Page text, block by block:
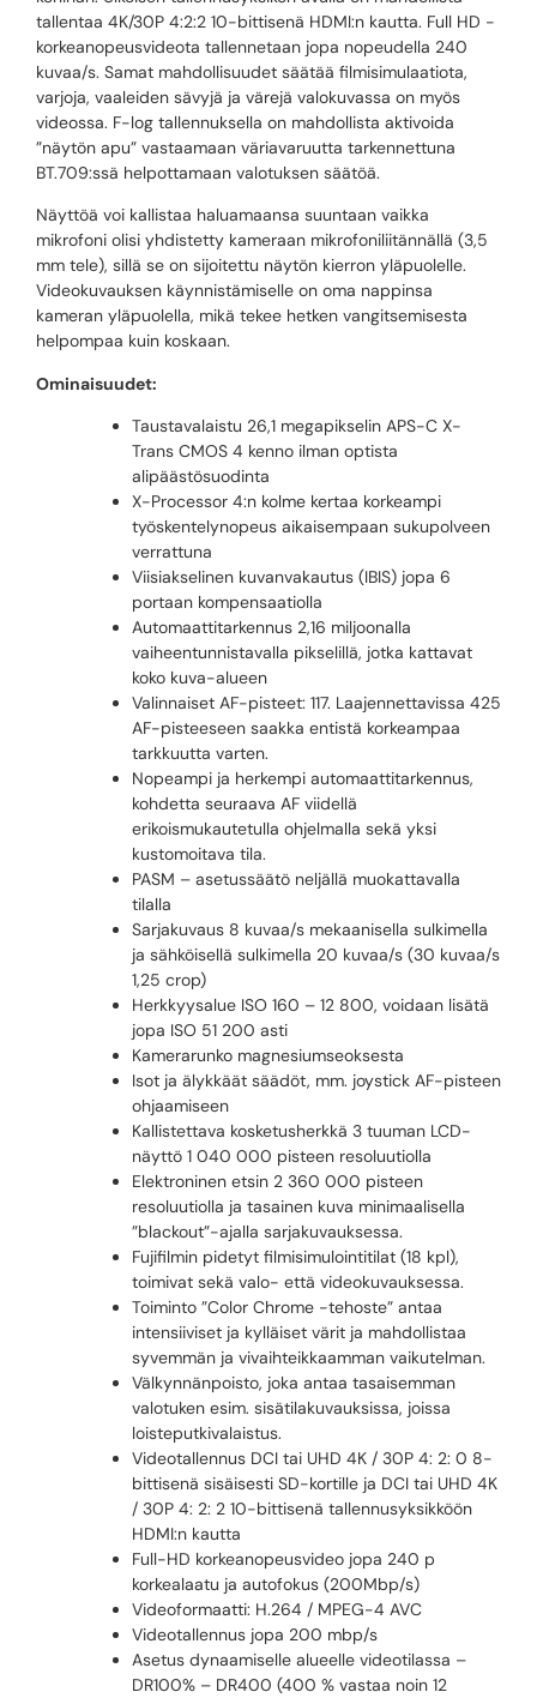
tallentaa 4K/30P 4:2:2 10-bittisenä HDMI:n kautta. Full HD -
korkeanopeusvideota tallennetaan jopa nopeudella 240
kuvaa/s. Samat mahdollisuudet säätää filmisimulaatiota,
varjoja, vaaleiden sävyjä ja värejä valokuvassa on myös
videossa. F-log tallennuksella on mahdollista aktivoida
”näytön apu” vastaamaan väriavaruutta tarkennettuna
BT.709:ssä helpottamaan valotuksen säätöä.
Näyttöä voi kallistaa haluamaansa suuntaan vaikka
mikrofoni olisi yhdistetty kameraan mikrofoniliitännällä (3,5
mm tele), sillä se on sijoitettu näytön kierron yläpuolelle.
Videokuvauksen käynnistämiselle on oma nappinsa
kameran yläpuolella, mikä tekee hetken vangitsemisesta
helpompaa kuin koskaan.
Ominaisuudet:
Taustavalaistu 26,1 megapikselin APS-C X-
Trans CMOS 4 kenno ilman optista
alipäästösuodinta
X-Processor 4:n kolme kertaa korkeampi
työskentelynopeus aikaisempaan sukupolveen
verrattuna
Viisiakselinen kuvanvakautus (IBIS) jopa 6
portaan kompensaatiolla
Automaattitarkennus 2,16 miljoonalla
vaiheentunnistavalla pikselillä, jotka kattavat
koko kuva-alueen
Valinnaiset AF-pisteet: 117. Laajennettavissa 425
AF-pisteeseen saakka entistä korkeampaa
tarkkuutta varten.
Nopeampi ja herkempi automaattitarkennus,
kohdetta seuraava AF viidellä
erikoismukautetulla ohjelmalla sekä yksi
kustomoitava tila.
PASM – asetussäätö neljällä muokattavalla
tilalla
Sarjakuvaus 8 kuvaa/s mekaanisella sulkimella
ja sähköisellä sulkimella 20 kuvaa/s (30 kuvaa/s
1,25 crop)
Herkkyysalue ISO 160 – 12 800, voidaan lisätä
jopa ISO 51 200 asti
Kamerarunko magnesiumseoksesta
Isot ja älykkäät säädöt, mm. joystick AF-pisteen
ohjaamiseen
Kallistettava kosketusherkkä 3 tuuman LCD-
näyttö 1 040 000 pisteen resoluutiolla
Elektroninen etsin 2 360 000 pisteen
resoluutiolla ja tasainen kuva minimaalisella
”blackout”-ajalla sarjakuvauksessa.
Fujifilmin pidetyt filmisimulointitilat (18 kpl),
toimivat sekä valo- että videokuvauksessa.
Toiminto ”Color Chrome -tehoste” antaa
intensiiviset ja kylläiset värit ja mahdollistaa
syvemmän ja vivaihteikkaamman vaikutelman.
Välkynnänpoisto, joka antaa tasaisemman
valotuken esim. sisätilakuvauksissa, joissa
loisteputkivalaistus.
Videotallennus DCI tai UHD 4K / 30P 4: 2: 0 8-
bittisenä sisäisesti SD-kortille ja DCI tai UHD 4K
/ 30P 4: 2: 2 10-bittisenä tallennusyksikköön
HDMI:n kautta
Full-HD korkeanopeusvideo jopa 240 p
korkealaatu ja autofokus (200Mbp/s)
Videoformaatti: H.264 / MPEG-4 AVC
Videotallennus jopa 200 mbp/s
Asetus dynaamiselle alueelle videotilassa –
DR100% – DR400 (400 % vastaa noin 12